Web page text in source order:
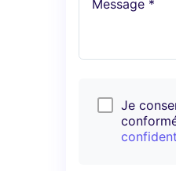
Message *
Je